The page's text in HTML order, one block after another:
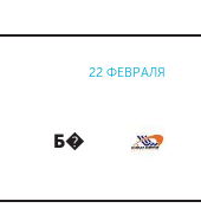
22 ФЕВРАЛЯ
Б�